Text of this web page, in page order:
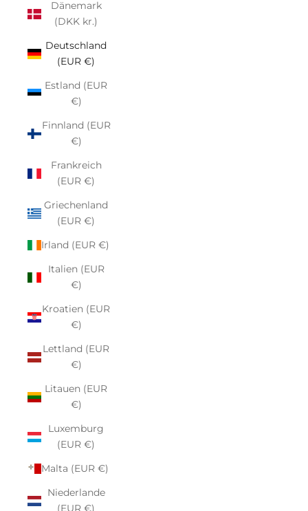
Dänemark
(DKK kr.)
Deutschland
(EUR €)
Estland (EUR
€)
Finnland (EUR
€)
Frankreich
(EUR €)
Griechenland
(EUR €)
Irland (EUR €)
Italien (EUR
€)
Kroatien (EUR
€)
Lettland (EUR
€)
Litauen (EUR
€)
Luxemburg
(EUR €)
Malta (EUR €)
Niederlande
(EUR €)